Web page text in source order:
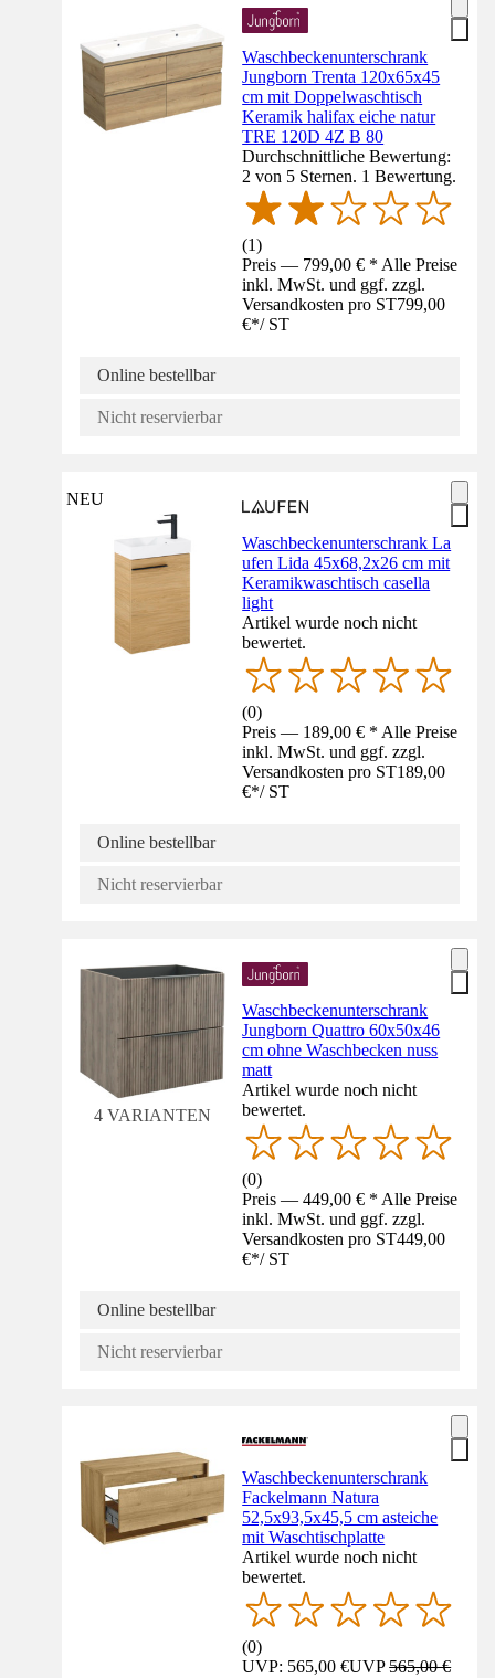
Waschbeckenunterschrank
Jungborn Trenta 120x65x45
cm mit Doppelwaschtisch
Keramik halifax eiche natur
TRE 120D 4Z B 80
Durchschnittliche Bewertung:
2 von 5 Sternen. 1 Bewertung.
(1)
Preis — 799,00 € * Alle Preise
inkl. MwSt. und ggf. zzgl.
Versandkosten pro ST799,00
€*/ ST
Online bestellbar
Nicht reservierbar
NEU
Waschbeckenunterschrank La
ufen Lida 45x68,2x26 cm mit
Keramikwaschtisch casella
light
Artikel wurde noch nicht
bewertet.
(0)
Preis — 189,00 € * Alle Preise
inkl. MwSt. und ggf. zzgl.
Versandkosten pro ST189,00
€*/ ST
Online bestellbar
Nicht reservierbar
4 VARIANTEN
Waschbeckenunterschrank
Jungborn Quattro 60x50x46
cm ohne Waschbecken nuss
matt
Artikel wurde noch nicht
bewertet.
(0)
Preis — 449,00 € * Alle Preise
inkl. MwSt. und ggf. zzgl.
Versandkosten pro ST449,00
€*/ ST
Online bestellbar
Nicht reservierbar
Waschbeckenunterschrank
Fackelmann Natura
52,5x93,5x45,5 cm asteiche
mit Waschtischplatte
Artikel wurde noch nicht
bewertet.
(0)
UVP: 565,00 €UVP565,00 €